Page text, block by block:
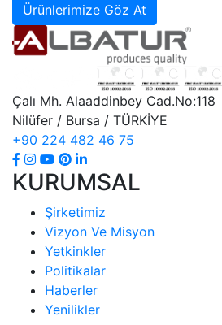
Ürünlerimize Göz At
Çalı Mh. Alaaddinbey Cad.No:118
Nilüfer / Bursa / TÜRKİYE
+90 224 482 46 75
KURUMSAL
Şirketimiz
Vizyon Ve Misyon
Yetkinkler
Politikalar
Haberler
Yenilikler